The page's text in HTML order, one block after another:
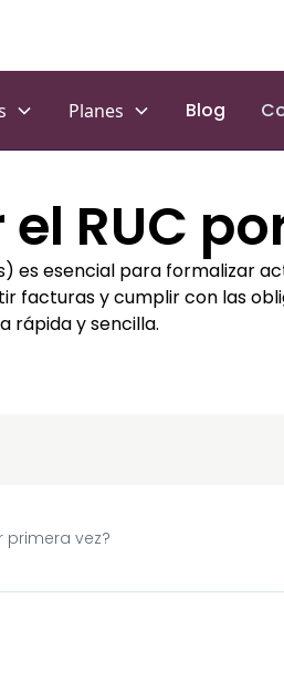
Planes Blog
RUC
es esencial para formalizar
facturas y cumplir con las
rápida y sencilla.
primera vez?